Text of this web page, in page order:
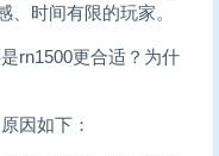
时间有限的玩家。
rn1500更合适？为什
因如下：